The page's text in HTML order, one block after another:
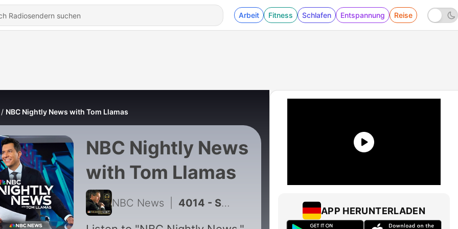
Arbeit Fitness Schlafen Entspannung Reise
NBC Nightly News with Tom Llamas
NBC Nightly News
with Tom Llamas
NBC News 4014 - Saturday, August 8, 2026
APP HERUNTERLADEN